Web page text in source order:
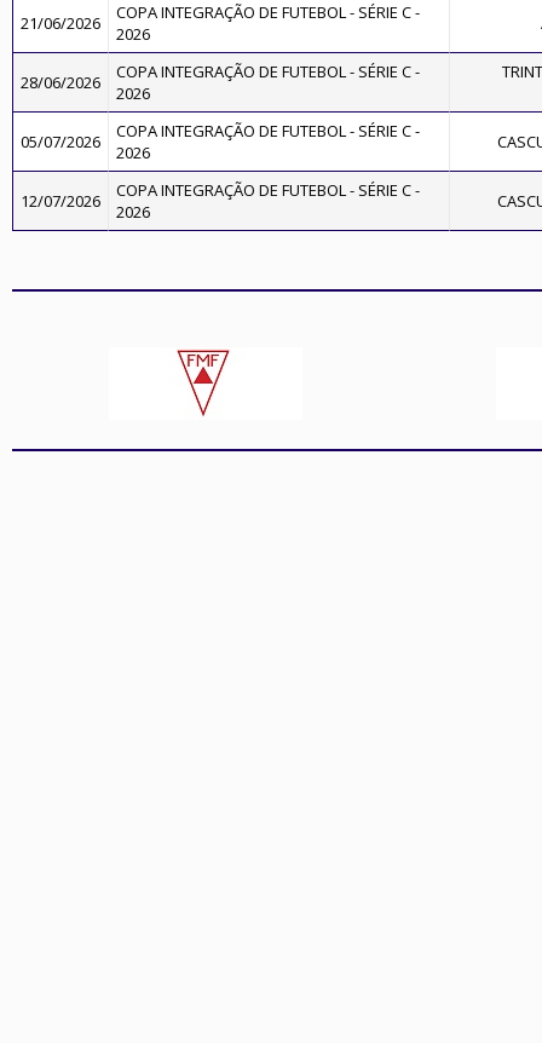
21/06/2026
COPA INTEGRAÇÃO DE FUTEBOL - SÉRIE C -
2026
28/06/2026
COPA INTEGRAÇÃO DE FUTEBOL - SÉRIE C -
2026
05/07/2026
COPA INTEGRAÇÃO DE FUTEBOL - SÉRIE C -
2026
12/07/2026
COPA INTEGRAÇÃO DE FUTEBOL - SÉRIE C -
2026